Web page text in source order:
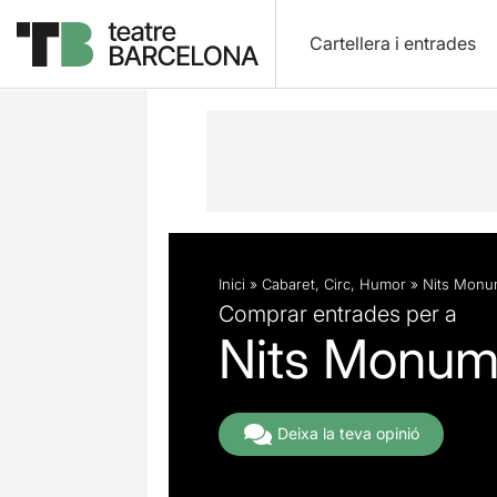
Cartellera i entrades
Descripció Fitxa artística
Inici » Cabaret, Circ, Humor » Nits
Comprar entrades per a
Nits
Deixa la teva opinió